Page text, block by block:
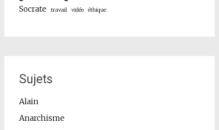
Socrate travail vidéo éthique
Sujets
Alain
Anarchisme